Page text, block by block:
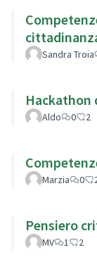
Sandra Troia
Hackathon
Aldo 0 2
Marzia 0
Pensiero
MV 1 2